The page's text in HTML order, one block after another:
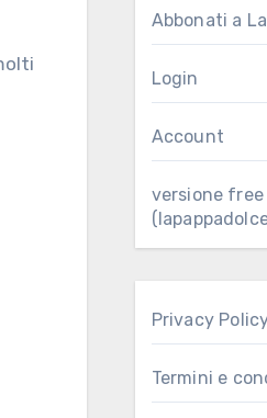
Abbonati a
Login
Account
versione free
Privacy
Termini e